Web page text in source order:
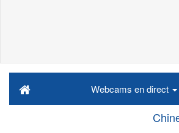
Webcams en direct